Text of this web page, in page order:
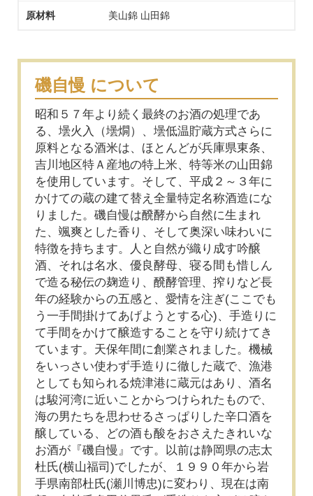
原材料 美山錦 山田錦
磯自慢 について
昭和５７年より続く最終のお酒の処理であ
る、壜火入（壜燗）、壜低温貯蔵方式さらに
原料となる酒米は、ほとんどが兵庫県東条、
吉川地区特Ａ産地の特上米、特等米の山田錦
を使用しています。そして、平成２～３年に
かけての蔵の建て替え全量特定名称酒造にな
りました。磯自慢は醗酵から自然に生まれ
た、颯爽とした香り、そして奥深い味わいに
特徴を持ちます。人と自然が織り成す吟醸
酒、それは名水、優良酵母、寝る間も惜しん
で造る秘伝の麹造り、醗酵管理、搾りなど長
年の経験からの五感と、愛情を注ぎ(ここでも
う一手間掛けてあげようとする心)、手造りに
て手間をかけて醸造することを守り続けてき
ています。天保年間に創業されました。機械
をいっさい使わず手造りに徹した蔵で、漁港
としても知られる焼津港に蔵元はあり、酒名
は駿河湾に近いことからつけられたもので、
海の男たちを思わせるさっぱりした辛口酒を
醸している、どの酒も酸をおさえたきれいな
お酒が『磯自慢』です。以前は静岡県の志太
杜氏(横山福司)でしたが、１９９０年から岩
手県南部杜氏(瀬川博忠)に変わり、現在は南